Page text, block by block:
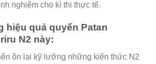
nghiệm cho kì thi thực tế.
hiệu quả quyển Patan
N2 này:
ôn lại kỹ lưỡng những kiến thức N2